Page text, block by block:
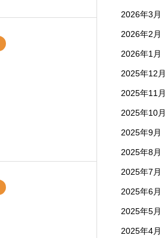
2026年3月
2026年2月
2026年1月
2025年12月
2025年11月
2025年10月
2025年9月
2025年8月
2025年7月
2025年6月
2025年5月
2025年4月